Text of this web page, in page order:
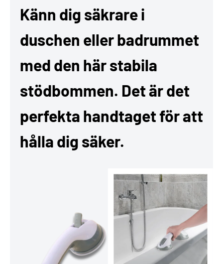
Känn dig säkrare i
duschen eller badrummet
med den här stabila
stödbommen. Det är det
perfekta handtaget för att
hålla dig säker.